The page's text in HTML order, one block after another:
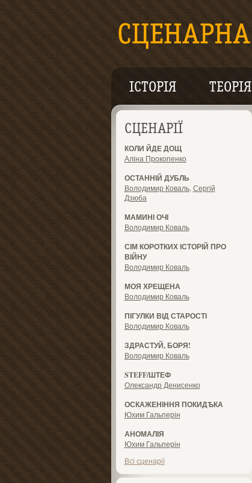
ІСТОРІЯ ТЕОРІЯ
СЦЕНАРІЇ
КОЛИ ЙДЕ ДОЩ
Аліна Прокопенко
ОСТАННІЙ ДУБЛЬ
Володимир Коваль, Сергій
Дзюба
МАМИНІ ОЧІ
Володимир Коваль
СІМ КОРОТКИХ ІСТОРІЙ ПРО
ВІЙНУ
Володимир Коваль
МОЯ ХРЕЩЕНА
Володимир Коваль
ПІГУЛКИ ВІД СТАРОСТІ
Володимир Коваль
ЗДРАСТУЙ, БОРЯ!
Володимир Коваль
STEFF/ШТЕФ
Олександр Денисенко
ОСКАЖЕНІННЯ ПОКИДѢКА
Юхим Гальперін
АНОМАЛІЯ
Юхим Гальперін
Всі сценарії